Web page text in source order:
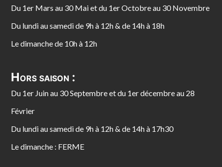
Du 1er Mars au 30 Mai et du 1er Octobre au 30 Novembre
Du lundi au samedi de 9h à 12h & de 14h à 18h
Le dimanche de 10h à 12h
Hors saison :
Du 1er Juin au 30 Septembre et du 1er décembre au 28
Février
Du lundi au samedi de 9h à 12h & de 14h à 17h30
Le dimanche : FERME